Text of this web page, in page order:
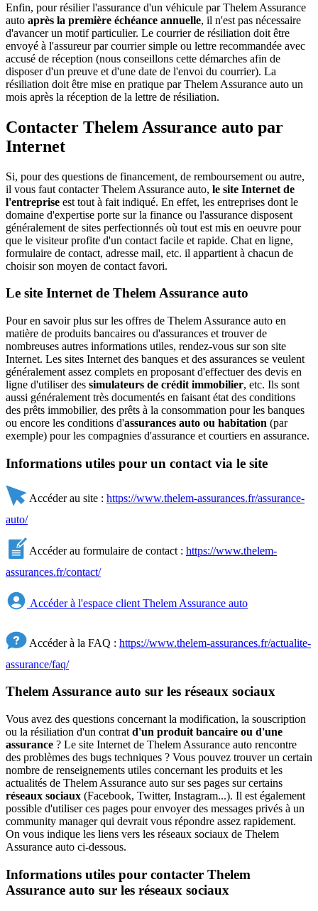
Enfin, pour résilier l'assurance d'un véhicule par Thelem Assurance
auto après la première échéance annuelle, il n'est pas nécessaire
d'avancer un motif particulier. Le courrier de résiliation doit être
envoyé à l'assureur par courrier simple ou lettre recommandée avec
accusé de réception (nous conseillons cette démarches afin de
disposer d'un preuve et d'une date de l'envoi du courrier). La
résiliation doit être mise en pratique par Thelem Assurance auto un
mois après la réception de la lettre de résiliation.
Contacter Thelem Assurance auto par
Internet
Si, pour des questions de financement, de remboursement ou autre,
il vous faut contacter Thelem Assurance auto, le site Internet de
l'entreprise est tout à fait indiqué. En effet, les entreprises dont le
domaine d'expertise porte sur la finance ou l'assurance disposent
généralement de sites perfectionnés où tout est mis en oeuvre pour
que le visiteur profite d'un contact facile et rapide. Chat en ligne,
formulaire de contact, adresse mail, etc. il appartient à chacun de
choisir son moyen de contact favori.
Le site Internet de Thelem Assurance auto
Pour en savoir plus sur les offres de Thelem Assurance auto en
matière de produits bancaires ou d'assurances et trouver de
nombreuses autres informations utiles, rendez-vous sur son site
Internet. Les sites Internet des banques et des assurances se veulent
généralement assez complets en proposant d'effectuer des devis en
ligne d'utiliser des simulateurs de crédit immobilier, etc. Ils sont
aussi généralement très documentés en faisant état des conditions
des prêts immobilier, des prêts à la consommation pour les banques
ou encore les conditions d'assurances auto ou habitation (par
exemple) pour les compagnies d'assurance et courtiers en assurance.
Informations utiles pour un contact via le site
Accéder au site : https://www.thelem-assurances.fr/assurance-
auto/
Accéder au formulaire de contact : https://www.thelem-
assurances.fr/contact/
Accéder à l'espace client Thelem Assurance auto
Accéder à la FAQ : https://www.thelem-assurances.fr/actualite-
assurance/faq/
Thelem Assurance auto sur les réseaux sociaux
Vous avez des questions concernant la modification, la souscription
ou la résiliation d'un contrat d'un produit bancaire ou d'une
assurance ? Le site Internet de Thelem Assurance auto rencontre
des problèmes des bugs techniques ? Vous pouvez trouver un certain
nombre de renseignements utiles concernant les produits et les
actualités de Thelem Assurance auto sur ses pages sur certains
réseaux sociaux (Facebook, Twitter, Instagram...). Il est également
possible d'utiliser ces pages pour envoyer des messages privés à un
community manager qui devrait vous répondre assez rapidement.
On vous indique les liens vers les réseaux sociaux de Thelem
Assurance auto ci-dessous.
Informations utiles pour contacter Thelem
Assurance auto sur les réseaux sociaux